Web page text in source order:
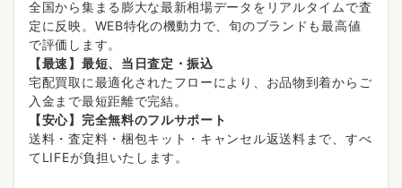
全国から集まる膨大な最新相場データをリアルタイムで査
定に反映。WEB特化の機動力で、旬のブランドも最高値
で評価します。
【最速】最短、当日査定・振込
宅配買取に最適化されたフローにより、お品物到着からご
入金まで最短距離で完結。
【安心】完全無料のフルサポート
送料・査定料・梱包キット・キャンセル返送料まで、すべ
てLIFEが負担いたします。